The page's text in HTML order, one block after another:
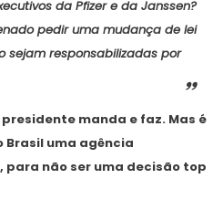
da Pfizer e da Janssen?
pedir uma mudança de lei
sejam responsabilizadas por
presidente manda e faz. Mas é
uma agência
não ser uma decisão top